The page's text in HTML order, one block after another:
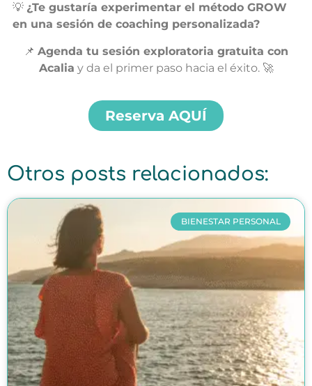
💡 ¿Te gustaría experimentar el método GROW
en una sesión de coaching personalizada?
📌 Agenda tu sesión exploratoria gratuita con
Acalia y da el primer paso hacia el éxito. 🚀
Reserva AQUÍ
Otros posts relacionados:
BIENESTAR PERSONAL